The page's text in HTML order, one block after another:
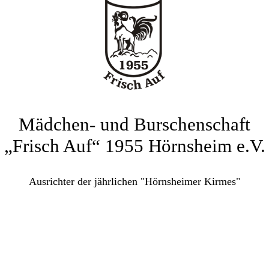
Mädchen- und Burschenschaft
„Frisch Auf“ 1955 Hörnsheim e.V.
Ausrichter der jährlichen "Hörnsheimer Kirmes"